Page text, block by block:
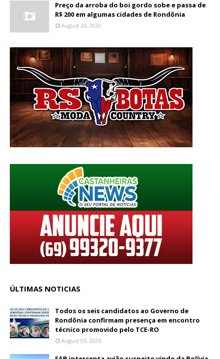
Preço da arroba do boi gordo sobe e passa de
R$ 200 em algumas cidades de Rondônia
August 26, 2020
ÚLTIMAS NOTICIAS
Todos os seis candidatos ao Governo de
Rondônia confirmam presença em encontro
técnico promovido pelo TCE-RO
August 05, 2026